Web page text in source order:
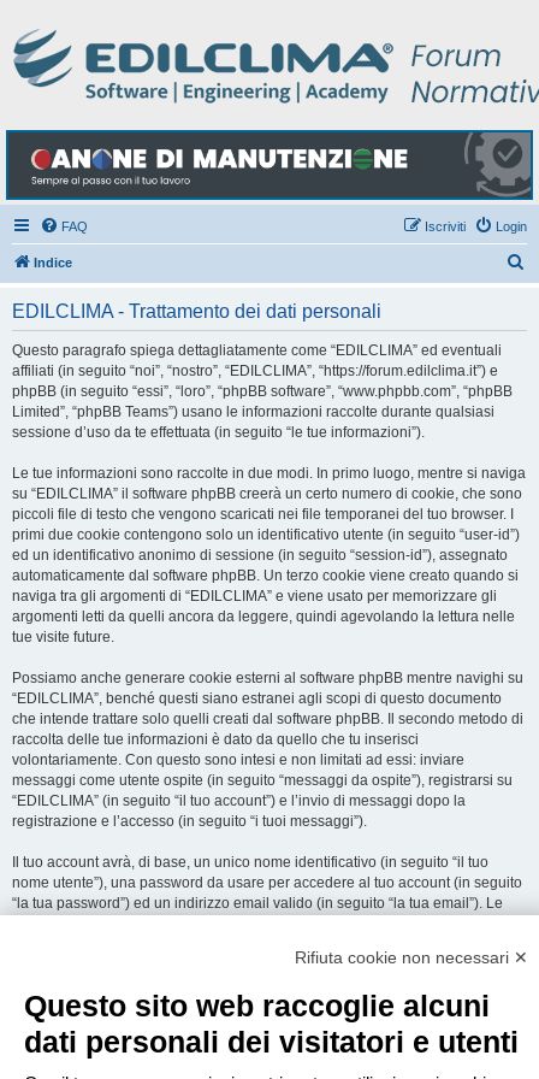
FAQ Login
Iscriviti
Indice
EDILCLIMA - Trattamento dei dati personali
Questo paragrafo spiega dettagliatamente come “EDILCLIMA” ed eventuali
affiliati (in seguito “noi”, “nostro”, “EDILCLIMA”, “https://forum.edilclima.it”) e
phpBB (in seguito “essi”, “loro”, “phpBB software”, “www.phpbb.com”, “phpBB
Limited”, “phpBB Teams”) usano le informazioni raccolte durante qualsiasi
sessione d’uso da te effettuata (in seguito “le tue informazioni”).
Le tue informazioni sono raccolte in due modi. In primo luogo, mentre si naviga
su “EDILCLIMA” il software phpBB creerà un certo numero di cookie, che sono
piccoli file di testo che vengono scaricati nei file temporanei del tuo browser. I
primi due cookie contengono solo un identificativo utente (in seguito “user-id”)
ed un identificativo anonimo di sessione (in seguito “session-id”), assegnato
automaticamente dal software phpBB. Un terzo cookie viene creato quando si
naviga tra gli argomenti di “EDILCLIMA” e viene usato per memorizzare gli
argomenti letti da quelli ancora da leggere, quindi agevolando la lettura nelle
tue visite future.
Possiamo anche generare cookie esterni al software phpBB mentre navighi su
“EDILCLIMA”, benché questi siano estranei agli scopi di questo documento
che intende trattare solo quelli creati dal software phpBB. Il secondo metodo di
raccolta delle tue informazioni è dato da quello che tu inserisci
volontariamente. Con questo sono intesi e non limitati ad essi: inviare
messaggi come utente ospite (in seguito “messaggi da ospite”), registrarsi su
“EDILCLIMA” (in seguito “il tuo account”) e l’invio di messaggi dopo la
registrazione e l’accesso (in seguito “i tuoi messaggi”).
Il tuo account avrà, di base, un unico nome identificativo (in seguito “il tuo
nome utente”), una password da usare per accedere al tuo account (in seguito
“la tua password”) ed un indirizzo email valido (in seguito “la tua email”). Le
alle informazioni di nome utente, password ed indirizzo email richiesti durante
obbligatoria o opzionale, è a totale discrezione di “EDILCLIMA”. In tutti i casi,
hai la possibilità di selezionare quali delle informazioni che hai fornito possano
essere rese pubbliche. All’interno del tuo account, hai facoltà di opt-in o opt-out
Rifiuta cookie non necessari ✕
Questo sito web raccoglie alcuni
dati personali dei visitatori e utenti